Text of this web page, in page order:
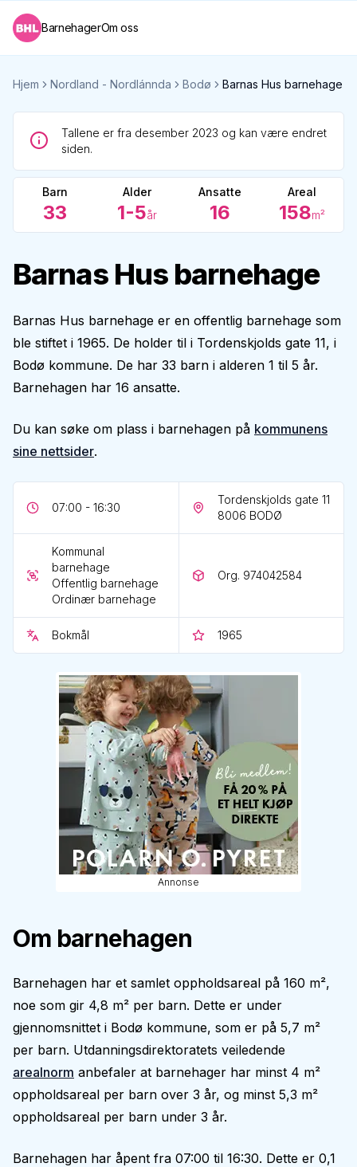
BarnehagerOm oss
Hjem Nordland - Nordlánnda Bodø Barnas Hus barnehage
Tallene er fra desember 2023 og kan være endret
siden.
Barn
33
Alder
1-5år
Ansatte
16
Areal
158m²
Barnas Hus barnehage
Barnas Hus barnehage er en offentlig barnehage som
ble stiftet i 1965. De holder til i Tordenskjolds gate 11, i
Bodø kommune. De har 33 barn i alderen 1 til 5 år.
Barnehagen har 16 ansatte.
Du kan søke om plass i barnehagen på kommunens
sine nettsider.
07:00 - 16:30
Tordenskjolds gate 11
8006 BODØ
Kommunal
barnehage
Offentlig barnehage
Ordinær barnehage
Org. 974042584
Bokmål 1965
Annonse
Om barnehagen
Barnehagen har et samlet oppholdsareal på 160 m²,
noe som gir 4,8 m² per barn. Dette er under
gjennomsnittet i Bodø kommune, som er på 5,7 m²
per barn. Utdanningsdirektoratets veiledende
arealnorm anbefaler at barnehager har minst 4 m²
oppholdsareal per barn over 3 år, og minst 5,3 m²
oppholdsareal per barn under 3 år.
Barnehagen har åpent fra 07:00 til 16:30. Dette er 0,1